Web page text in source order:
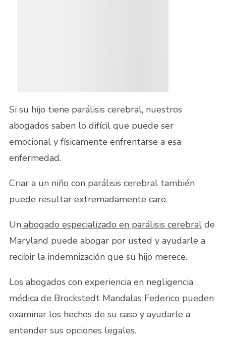
Si su hijo tiene parálisis cerebral, nuestros
abogados saben lo difícil que puede ser
emocional y físicamente enfrentarse a esa
enfermedad.
Criar a un niño con parálisis cerebral también
puede resultar extremadamente caro.
Unabogado especializado en parálisis cerebralde
Maryland puede abogar por usted y ayudarle a
recibir la indemnización que su hijo merece.
Los abogados con experiencia en negligencia
médica de Brockstedt Mandalas Federico pueden
examinar los hechos de su caso y ayudarle a
entender sus opciones legales.